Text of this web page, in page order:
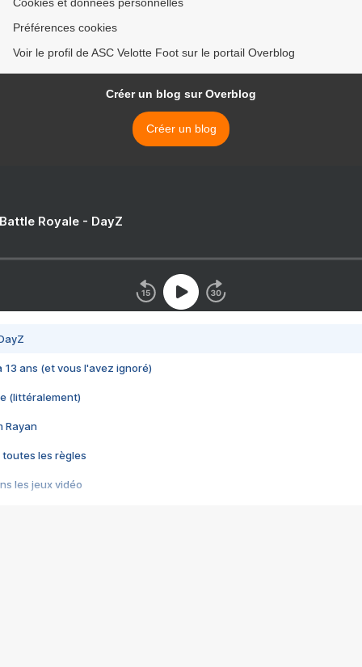
Préférences cookies
Voir le profil de ASC Velotte Foot sur le portail Overblog
Créer un blog sur Overblog
Créer un blog
Royale - DayZ
13 ans (et vous l'avez ignoré)
(littéralement)
Rayan
toutes les règles
les jeux vidéo